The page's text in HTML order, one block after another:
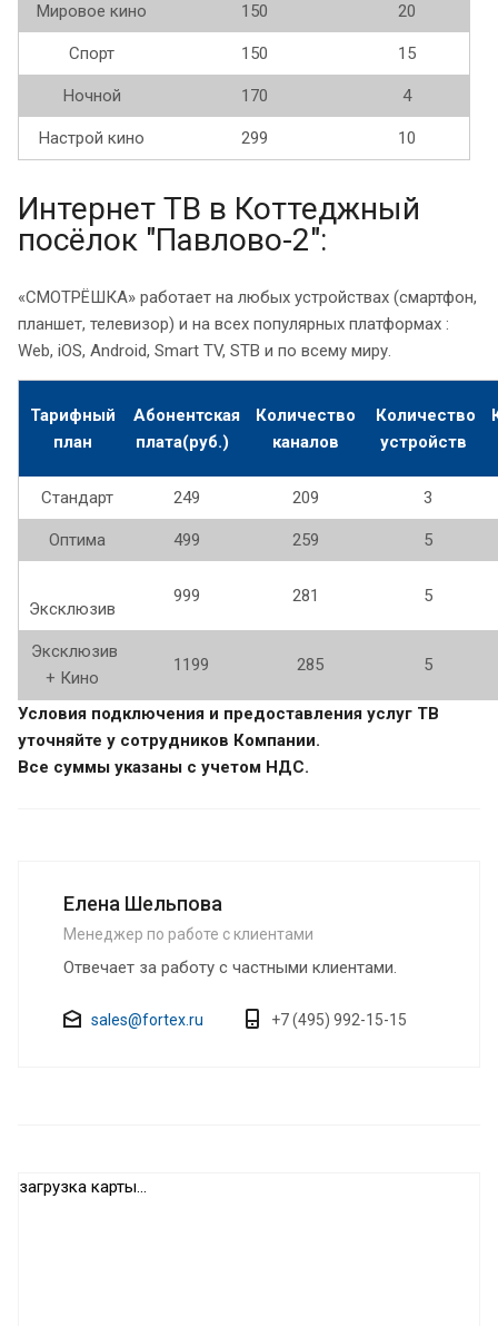
Мировое кино 150 20
Спорт 150 15
Ночной 170 4
Настрой кино 299 10
Интернет ТВ в Коттеджный
посёлок "Павлово-2":
«СМОТРЁШКА» работает на любых устройствах (смартфон,
планшет, телевизор) и на всех популярных платформах :
Web, iOS, Android, Smart TV, STB и по всему миру.
Тарифный
план
Абонентская
плата(руб.)
Количество
каналов
Количество
устройств
Стандарт 249 209 3
Оптима 499 259 5
Эксклюзив
999 281 5
Эксклюзив
+ Кино
1199 285 5
Условия подключения и предоставления услуг ТВ
уточняйте у сотрудников Компании.
Все суммы указаны с учетом НДС.
Елена Шельпова
Менеджер по работе с клиентами
Отвечает за работу с частными клиентами.
sales@fortex.ru +7 (495) 992-15-15
загрузка карты...